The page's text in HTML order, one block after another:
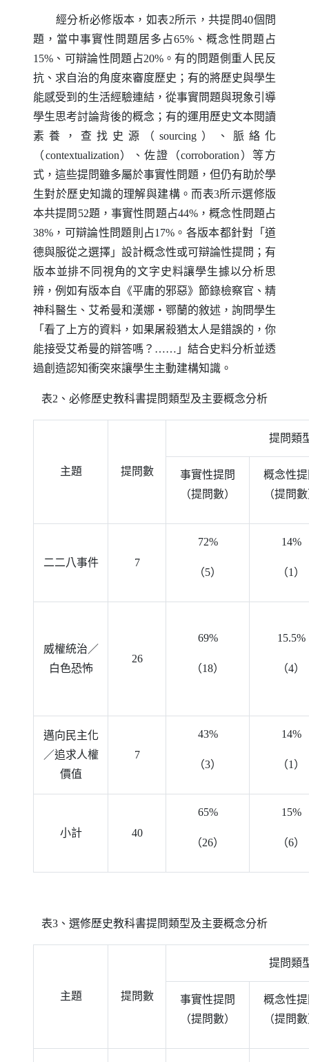
經分析必修版本，如表2所示，共提問40個問
題，當中事實性問題居多占65%、概念性問題占
15%、可辯論性問題占20%。有的問題側重人民反
抗、求自治的角度來審度歷史；有的將歷史與學生
能感受到的生活經驗連結，從事實問題與現象引導
學生思考討論背後的概念；有的運用歷史文本閱讀
素養，查找史源（sourcing ）、脈絡化
（contextualization）、佐證（corroboration ）等方
式，這些提問雖多屬於事實性問題，但仍有助於學
生對於歷史知識的理解與建構。而表3所示選修版
本共提問52題，事實性問題占44%，概念性問題占
38%，可辯論性問題則占17%。各版本都針對「道
德與服從之選擇」設計概念性或可辯論性提問；有
版本並排不同視角的文字史料讓學生據以分析思
辨，例如有版本自《平庸的邪惡》節錄檢察官、精
神科醫生、艾希曼和漢娜‧鄂蘭的敘述，詢問學生
「看了上方的資料，如果屠殺猶太人是錯誤的，你
能接受艾希曼的辯答嗎？……」結合史料分析並透
過創造認知衝突來讓學生主動建構知識。
表2、必修歷史教科書提問類型及主要概念分析
主題 提問數
提問類
事實性提問
（提問數）
概念性
（提問
二二八事件 7
72%
（5）
14%
（1）
威權統治／
白色恐怖
26
69%
（18）
15.5%
（4）
邁向民主化
／追求人權
價值
7
43%
（3）
14%
（1）
小計 40
65%
（26）
15%
（6）
表3、選修歷史教科書提問類型及主要概念分析
主題 提問數
提問類
事實性提問
（提問數）
概念性
（提問